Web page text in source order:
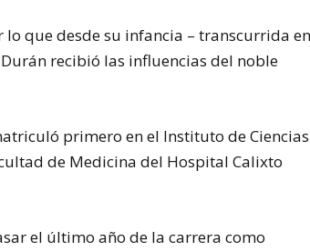
que desde su infancia – transcurrida
recibió las influencias del noble
primero en el Instituto de Ciencias
de Medicina del Hospital Calixto
el último año de la carrera como